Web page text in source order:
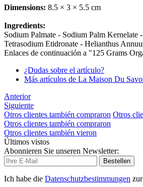
Dimensions: 8.5 × 3 × 5.5 cm
Ingredients:
Sodium Palmate - Sodium Palm
Tetrasodium Etidronate - Helianthus
Enlaces de continuación a "125 Grams
¿Dudas sobre el artículo?
Más artículos de La Maison Du
Anterior
Siguiente
Otros clientes también compraron Otros
Otros clientes también compraron
Otros clientes también vieron
Últimos vistos
Abonnieren Sie unseren Newsletter:
Bestellen
Ich habe die Datenschutzbestimmungen